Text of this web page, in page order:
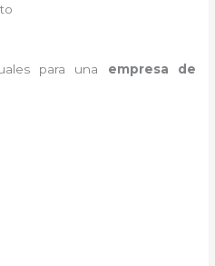
para una empresa de